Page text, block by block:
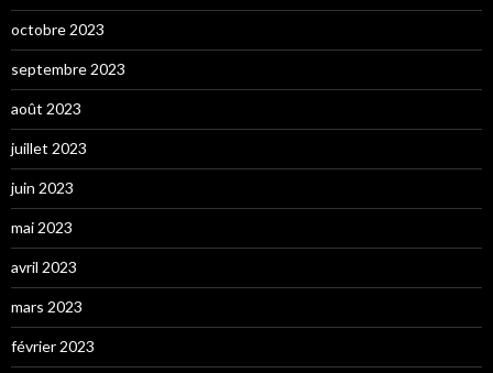
octobre 2023
septembre 2023
août 2023
juillet 2023
juin 2023
mai 2023
avril 2023
mars 2023
février 2023